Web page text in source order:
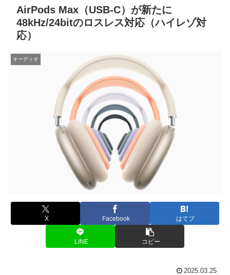
AirPods Max（USB-C）が新たに
48kHz/24bitのロスレス対応（ハイレゾ対
応）
オーディオ
X Facebook はてブ
LINE コピー
2025.03.25